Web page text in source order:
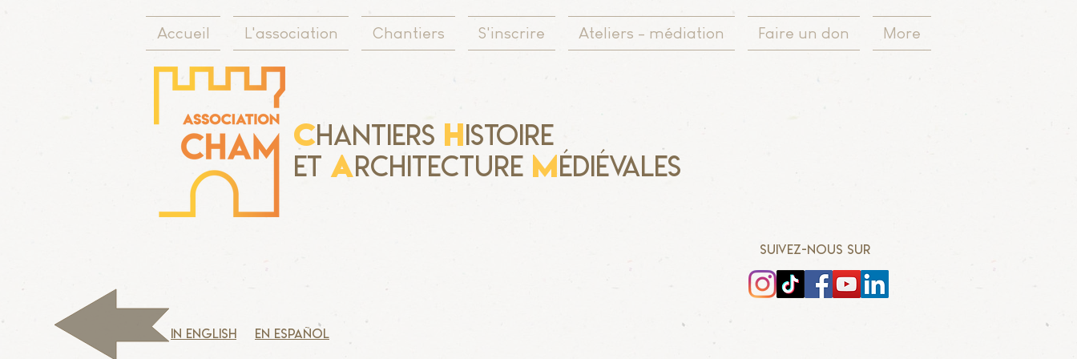
Accueil L'association Chantiers S'inscrire Ateliers - médiation Faire un don More
Chantiers Histoire
Et Architecture Médiévales
SUIVEZ-NOUS SUR
in english en español